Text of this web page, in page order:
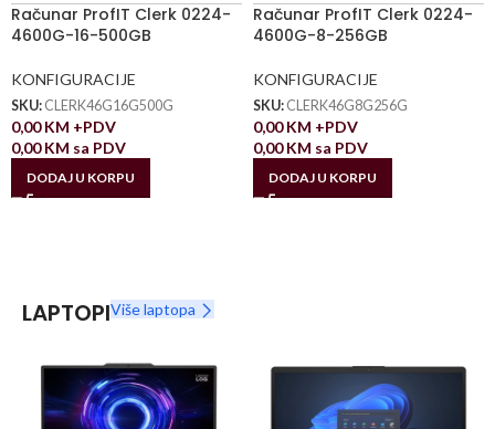
Računar ProfIT Clerk 0224-
4600G-16-500GB
KONFIGURACIJE
SKU: CLERK46G16G500G
0,00KM +PDV
0,00KM sa PDV
DODAJ U KORPU
Računar ProfIT Clerk 0224-
4600G-8-256GB
KONFIGURACIJE
SKU: CLERK46G8G256G
0,00KM +PDV
0,00KM sa PDV
DODAJ U KORPU
LAPTOPIViše laptopa